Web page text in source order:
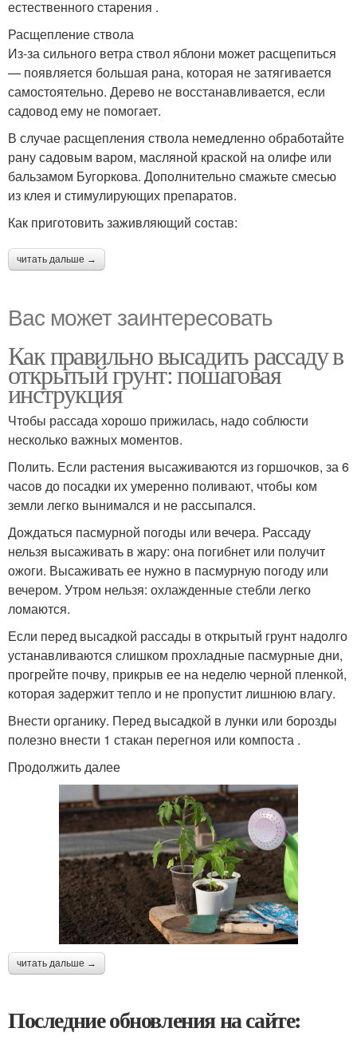
естественного старения .
Расщепление ствола
Из-за сильного ветра ствол яблони может расщепиться
— появляется большая рана, которая не затягивается
самостоятельно. Дерево не восстанавливается, если
садовод ему не помогает.
В случае расщепления ствола немедленно обработайте
рану садовым варом, масляной краской на олифе или
бальзамом Бугоркова. Дополнительно смажьте смесью
из клея и стимулирующих препаратов.
Как приготовить заживляющий состав:
читать дальше →
Вас может заинтересовать
Как правильно высадить рассаду в
открытый грунт: пошаговая
инструкция
Чтобы рассада хорошо прижилась, надо соблюсти
несколько важных моментов.
Полить. Если растения высаживаются из горшочков, за 6
часов до посадки их умеренно поливают, чтобы ком
земли легко вынимался и не рассыпался.
Дождаться пасмурной погоды или вечера. Рассаду
нельзя высаживать в жару: она погибнет или получит
ожоги. Высаживать ее нужно в пасмурную погоду или
вечером. Утром нельзя: охлажденные стебли легко
ломаются.
Если перед высадкой рассады в открытый грунт надолго
устанавливаются слишком прохладные пасмурные дни,
прогрейте почву, прикрыв ее на неделю черной пленкой,
которая задержит тепло и не пропустит лишнюю влагу.
Внести органику. Перед высадкой в лунки или борозды
полезно внести 1 стакан перегноя или компоста .
Продолжить далее
читать дальше →
Последние обновления на сайте: